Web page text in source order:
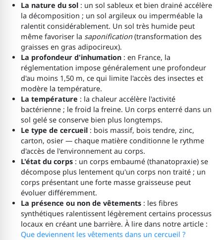
La nature du sol: un sol sableux et bien drainé accélère
la décomposition ; un sol argileux ou imperméable la
ralentit considérablement. Un sol très humide peut
même favoriser la saponification(transformation des
graisses en gras adipocireux).
La profondeur d'inhumation: en France, la
réglementation impose généralement une profondeur
d'au moins 1,50 m, ce qui limite l'accès des insectes et
modère la température.
La température : la chaleur accélère l'activité
bactérienne ; le froid la freine. Un corps enterré dans un
sol gelé se conserve bien plus longtemps.
Le type de cercueil: bois massif, bois tendre, zinc,
carton, osier — chaque matière conditionne le rythme
d'accès de l'environnement au corps.
L'état du corps: un corps embaumé (thanatopraxie) se
décompose plus lentement qu'un corps non traité ; un
corps présentant une forte masse graisseuse peut
évoluer différemment.
La présence ou non de vêtements: les fibres
synthétiques ralentissent légèrement certains processus
locaux en créant une barrière. À lire dans notre article :
Que deviennent les vêtements dans un cercueil ?